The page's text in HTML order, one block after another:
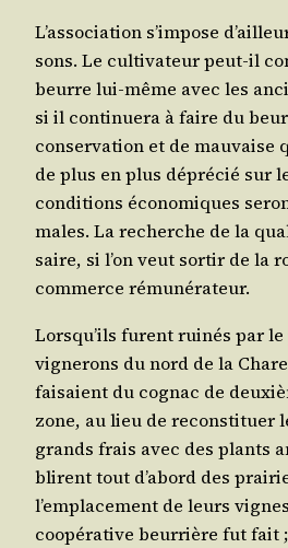
L’as­so­cia­tion s’im­pose
sons. Le culti­va­teur peut-il
beurre lui-même avec les
si il conti­nue­ra à faire du
conser­va­tion et de mau­vaise
de plus en plus dépré­cié sur
condi­tions éco­no­miques
males. La recherche de la
saire, si l’on veut sor­tir de la
com­merce rémunérateur.
Lors­qu’ils furent rui­nés par
vigne­rons du nord de la
fai­saient du cognac de
zone, au lieu de recons­ti­tuer
grands frais avec des plants
blirent tout d’a­bord des
l’emplacement de leurs
coopé­ra­tive beur­rière fut fait